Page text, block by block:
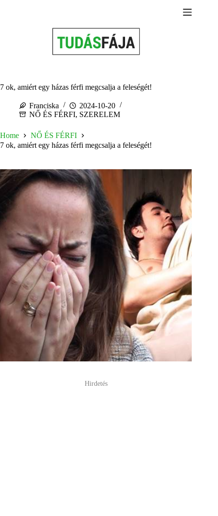
7 ok, amiért egy házas férfi megcsalja a feleségét!
Franciska
2024-10-20
NŐ ÉS FÉRFI, SZERELEM
Home
NŐ ÉS FÉRFI
7 ok, amiért egy házas férfi megcsalja a feleségét!
Hirdetés